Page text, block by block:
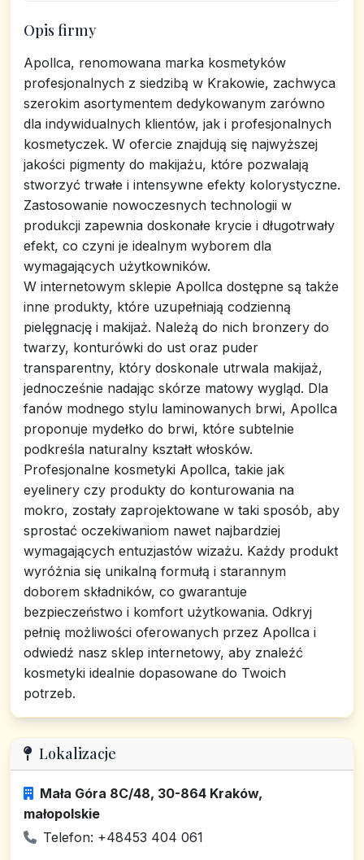
Opis firmy
Apollca, renomowana marka kosmetyków
profesjonalnych z siedzibą w Krakowie, zachwyca
szerokim asortymentem dedykowanym zarówno
dla indywidualnych klientów, jak i profesjonalnych
kosmetyczek. W ofercie znajdują się najwyższej
jakości pigmenty do makijażu, które pozwalają
stworzyć trwałe i intensywne efekty kolorystyczne.
Zastosowanie nowoczesnych technologii w
produkcji zapewnia doskonałe krycie i długotrwały
efekt, co czyni je idealnym wyborem dla
wymagających użytkowników.
W internetowym sklepie Apollca dostępne są także
inne produkty, które uzupełniają codzienną
pielęgnację i makijaż. Należą do nich bronzery do
twarzy, konturówki do ust oraz puder
transparentny, który doskonale utrwala makijaż,
jednocześnie nadając skórze matowy wygląd. Dla
fanów modnego stylu laminowanych brwi, Apollca
proponuje mydełko do brwi, które subtelnie
podkreśla naturalny kształt włosków.
Profesjonalne kosmetyki Apollca, takie jak
eyelinery czy produkty do konturowania na
mokro, zostały zaprojektowane w taki sposób, aby
sprostać oczekiwaniom nawet najbardziej
wymagających entuzjastów wizażu. Każdy produkt
wyróżnia się unikalną formułą i starannym
doborem składników, co gwarantuje
bezpieczeństwo i komfort użytkowania. Odkryj
pełnię możliwości oferowanych przez Apollca i
odwiedź nasz sklep internetowy, aby znaleźć
kosmetyki idealnie dopasowane do Twoich
potrzeb.
Lokalizacje
Mała Góra 8C/48, 30-864 Kraków,
małopolskie
Telefon: +48453 404 061